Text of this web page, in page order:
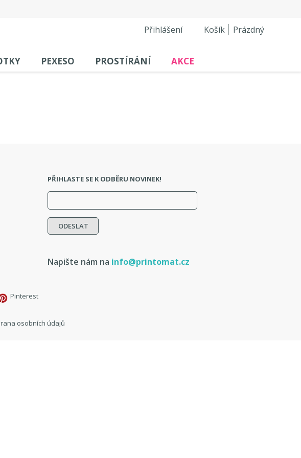
Přihlášení Košík Prázdný
PEXESO PROSTÍRÁNÍ AKCE
PŘIHLASTE SE K ODBĚRU NOVINEK!
Napište nám na info@printomat.cz
Pinterest
osobních údajů